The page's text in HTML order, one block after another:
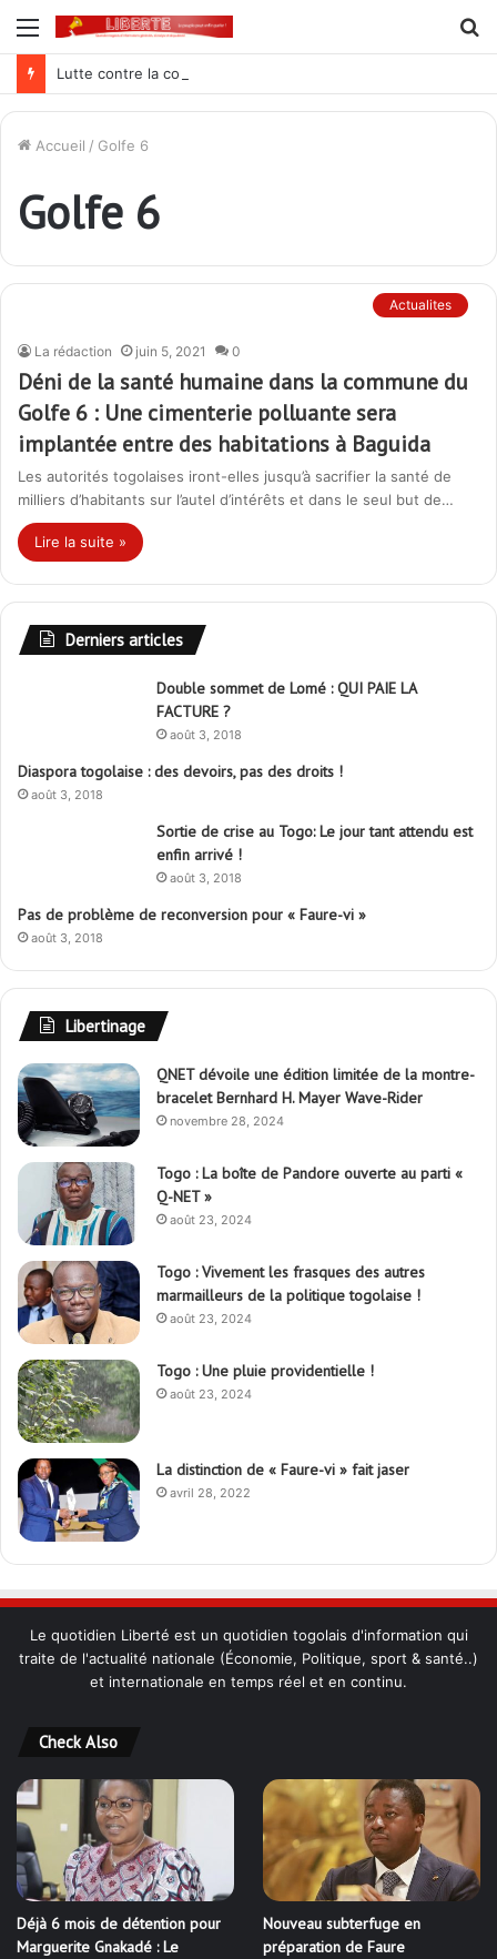
Menu
Accueil / Golfe 6
Golfe 6
Actualites
La rédaction juin 5, 2021 0
Déni de la santé humaine dans la commune du
Golfe 6 : Une cimenterie polluante sera
implantée entre des habitations à Baguida
Les autorités togolaises iront-elles jusqu’à sacrifier la santé de
milliers d’habitants sur l’autel d’intérêts et dans le seul but de…
Lire la suite »
Derniers articles
Double sommet de Lomé : QUI PAIE LA
FACTURE ?
août 3, 2018
Diaspora togolaise : des devoirs, pas des droits !
août 3, 2018
Sortie de crise au Togo: Le jour tant attendu est
enfin arrivé !
août 3, 2018
Pas de problème de reconversion pour « Faure-vi »
août 3, 2018
Libertinage
QNET dévoile une édition limitée de la montre-
bracelet Bernhard H. Mayer Wave-Rider
novembre 28, 2024
Togo : La boîte de Pandore ouverte au parti «
Q-NET »
août 23, 2024
Togo : Vivement les frasques des autres
marmailleurs de la politique togolaise !
août 23, 2024
Togo : Une pluie providentielle !
août 23, 2024
La distinction de « Faure-vi » fait jaser
avril 28, 2022
Le quotidien Liberté est un quotidien togolais d'information qui
traite de l'actualité nationale (Économie, Politique, sport & santé..)
et internationale en temps réel et en continu.
Check Also
Déjà 6 mois de détention pour
Marguerite Gnakadé : Le
Nouveau subterfuge en
préparation de Faure